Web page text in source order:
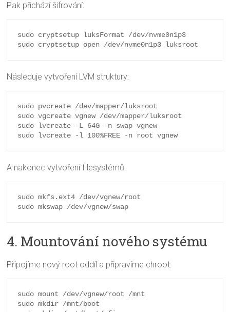
Pak přichází šifrování:
sudo cryptsetup luksFormat /dev/nvme0n1p3
Následuje vytvoření LVM struktury:
sudo pvcreate /dev/mapper/luksroot
sudo vgcreate vgnew /dev/mapper/luksroot
sudo lvcreate -L 64G -n swap vgnew
sudo lvcreate -l 100%FREE -n root vgnew
A nakonec vytvoření filesystémů:
sudo mkfs.ext4 /dev/vgnew/root
4. Mountování nového systému
Připojíme nový root oddíl a připravíme chroot:
sudo mount /dev/vgnew/root /mnt
sudo mkdir /mnt/boot